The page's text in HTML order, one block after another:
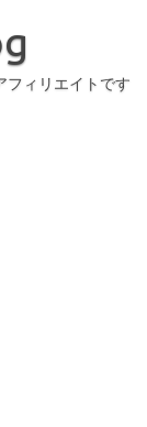
フィリエイトです